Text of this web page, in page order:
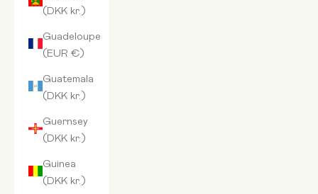
(DKK kr.)
Guadeloupe
(EUR €)
Guatemala
(DKK kr.)
Guernsey
(DKK kr.)
Guinea
(DKK kr.)